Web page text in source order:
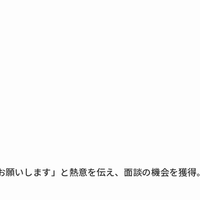
いします」と熱意を伝え、面談の機会を獲得。